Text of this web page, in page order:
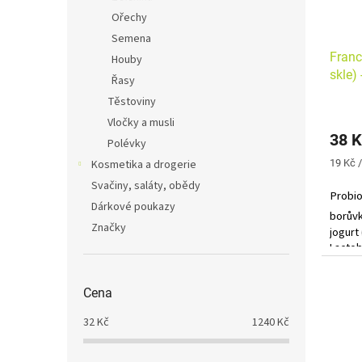
Ořechy
Semena
Houby
Řasy
Těstoviny
Vločky a musli
Polévky
Kosmetika a drogerie
Svačiny, saláty, obědy
Dárkové poukazy
Značky
Cena
32Kč 1240Kč
skle)
38
Měrná
19 Kč
jogurt